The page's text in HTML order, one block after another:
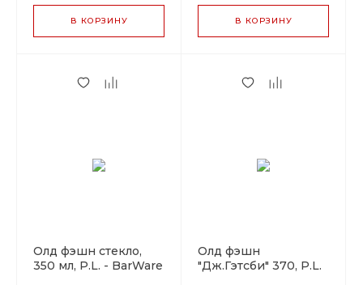
В КОРЗИНУ В КОРЗИНУ
Олд фэшн стекло,
350 мл, P.L. - BarWare
Олд фэшн
"Дж.Гэтсби" 370, P.L.